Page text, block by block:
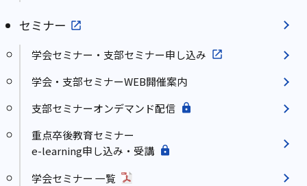
セミナー
学会セミナー・支部セミナー申し込み
学会・支部セミナーWEB開催案内
支部セミナーオンデマンド配信
重点卒後教育セミナー
e-learning申し込み・受講
学会セミナー 一覧